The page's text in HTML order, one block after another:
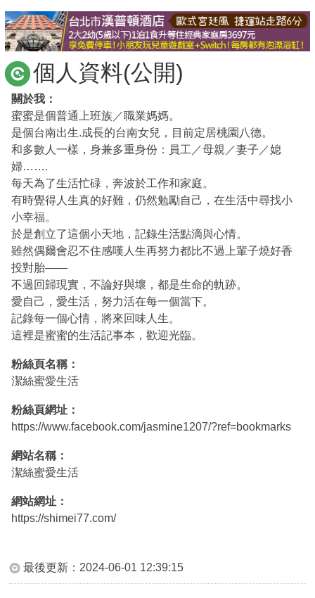
討論區
聯絡我們
APP下載
個人資料(公開)
關於我：
蜜蜜是個普通上班族／職業媽媽。
是個台南出生.成長的台南女兒，目前定居桃園八德。
和多數人一樣，身兼多重身份：員工／母親／妻子／媳
婦…….
每天為了生活忙碌，奔波於工作和家庭。
有時覺得人生真的好難，仍然勉勵自己，在生活中尋找小
小幸福。
於是創立了這個小天地，記錄生活點滴與心情。
雖然偶爾會忍不住感嘆人生再努力都比不過上輩子燒好香
投對胎——
不過回歸現實，不論好與壞，都是生命的軌跡。
愛自己，愛生活，努力活在每一個當下。
記錄每一個心情，將來回味人生。
這裡是蜜蜜的生活記事本，歡迎光臨。
粉絲頁名稱：
潔絲蜜愛生活
粉絲頁網址：
https://www.facebook.com/jasmine1207/?ref=bookmarks
網站名稱：
潔絲蜜愛生活
網站網址：
https://shimei77.com/
最後更新： 2024-06-01 12:39:15